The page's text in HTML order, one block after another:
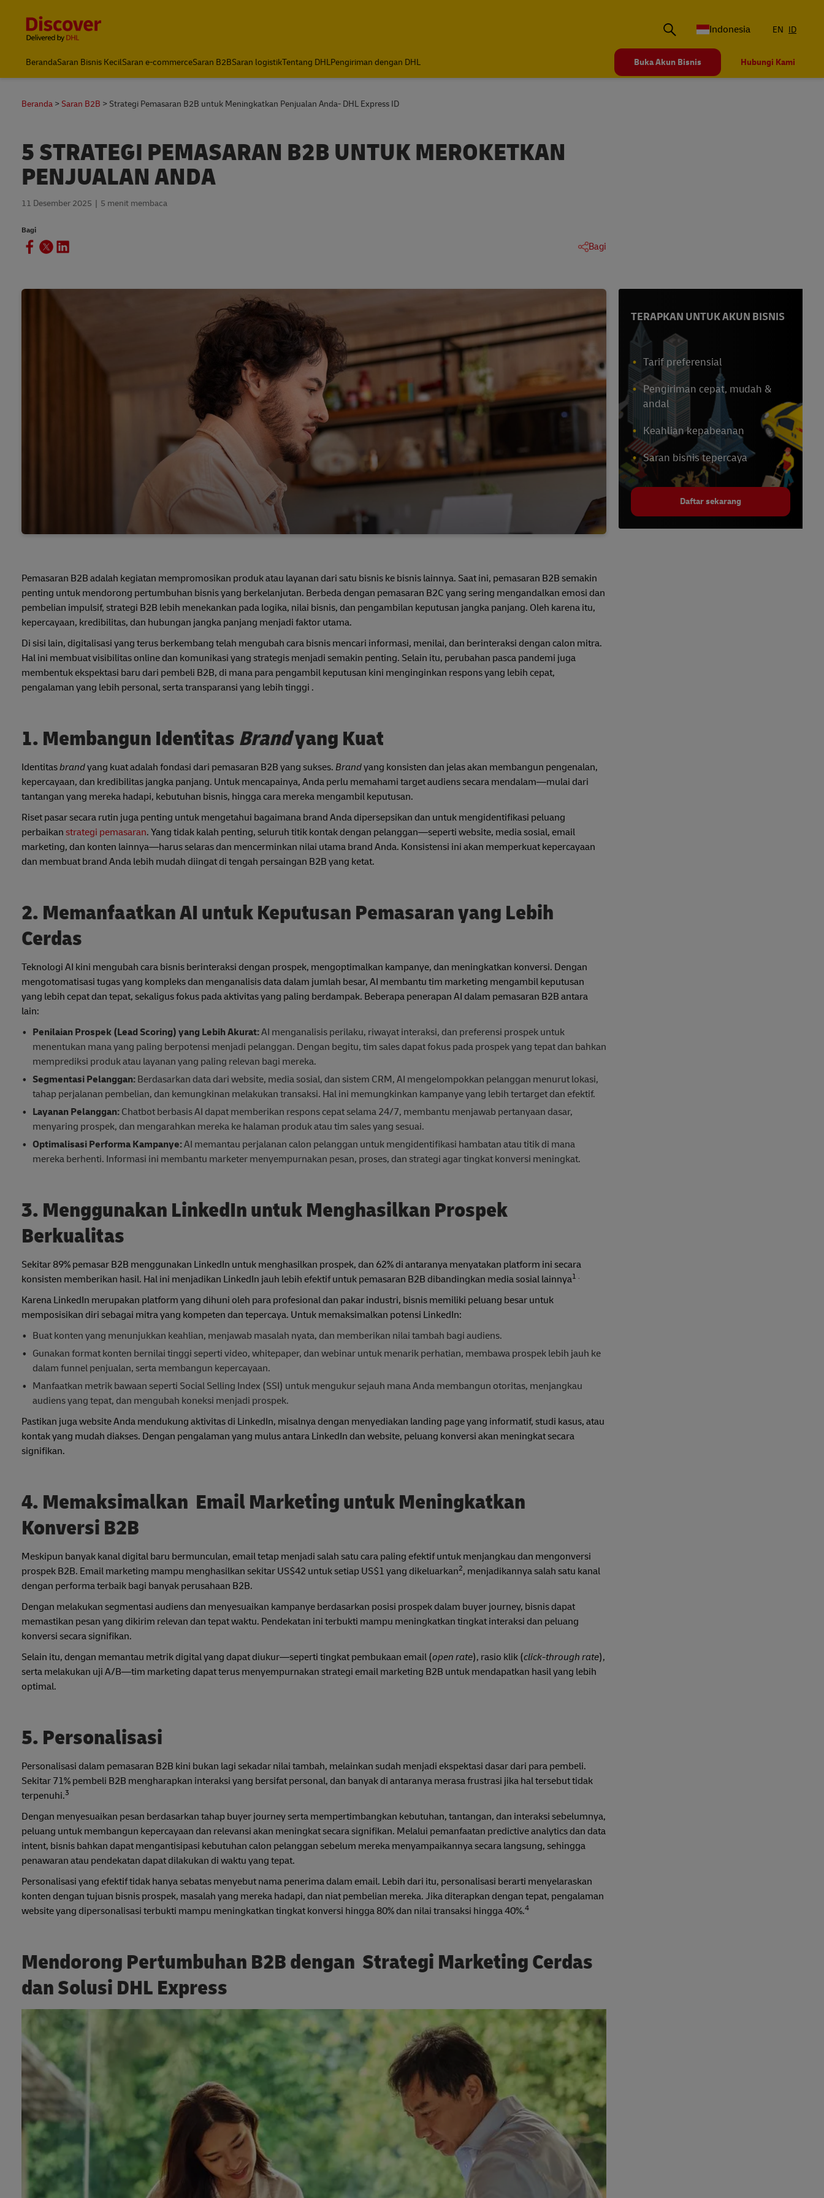
DHL Express Indonesia
Indonesia EN ID
BerandaSaran Bisnis KecilSaran e-commerceSaran B2BSaran logistikTentang DHLPengiriman dengan DHL Buka Akun Bisnis Hubungi Kami
Beranda Saran B2B Strategi Pemasaran B2B untuk Meningkatkan Penjualan Anda- DHL Express ID
5 STRATEGI PEMASARAN B2B UNTUK MEROKETKAN
PENJUALAN ANDA
11 Desember 2025 5 menit membaca
Bagi
Bagi
Pemasaran B2B adalah kegiatan mempromosikan produk atau layanan dari satu bisnis ke bisnis lainnya. Saat ini, pemasaran B2B semakin
penting untuk mendorong pertumbuhan bisnis yang berkelanjutan. Berbeda dengan pemasaran B2C yang sering mengandalkan emosi dan
pembelian impulsif, strategi B2B lebih menekankan pada logika, nilai bisnis, dan pengambilan keputusan jangka panjang. Oleh karena itu,
kepercayaan, kredibilitas, dan hubungan jangka panjang menjadi faktor utama.
Di sisi lain, digitalisasi yang terus berkembang telah mengubah cara bisnis mencari informasi, menilai, dan berinteraksi dengan calon mitra.
Hal ini membuat visibilitas online dan komunikasi yang strategis menjadi semakin penting. Selain itu, perubahan pasca pandemi juga
membentuk ekspektasi baru dari pembeli B2B, di mana para pengambil keputusan kini menginginkan respons yang lebih cepat,
pengalaman yang lebih personal, serta transparansi yang lebih tinggi .
1. Membangun Identitas Brandyang Kuat
Identitasbrandyang kuat adalah fondasi dari pemasaran B2B yang sukses. Brandyang konsisten dan jelas akan membangun pengenalan,
kepercayaan, dan kredibilitas jangka panjang. Untuk mencapainya, Anda perlu memahami target audiens secara mendalam—mulai dari
tantangan yang mereka hadapi, kebutuhan bisnis, hingga cara mereka mengambil keputusan.
Riset pasar secara rutin juga penting untuk mengetahui bagaimana brand Anda dipersepsikan dan untuk mengidentifikasi peluang
perbaikan strategi pemasaran. Yang tidak kalah penting, seluruh titik kontak dengan pelanggan—seperti website, media sosial, email
marketing, dan konten lainnya—harus selaras dan mencerminkan nilai utama brand Anda. Konsistensi ini akan memperkuat kepercayaan
dan membuat brand Anda lebih mudah diingat di tengah persaingan B2B yang ketat.
2. Memanfaatkan AI untuk Keputusan Pemasaran yang Lebih
Cerdas
Teknologi AI kini mengubah cara bisnis berinteraksi dengan prospek, mengoptimalkan kampanye, dan meningkatkan konversi. Dengan
mengotomatisasi tugas yang kompleks dan menganalisis data dalam jumlah besar, AI membantu tim marketing mengambil keputusan
yang lebih cepat dan tepat, sekaligus fokus pada aktivitas yang paling berdampak. Beberapa penerapan AI dalam pemasaran B2B antara
lain:
Penilaian Prospek (Lead Scoring) yang Lebih Akurat:AI menganalisis perilaku, riwayat interaksi, dan preferensi prospek untuk
menentukan mana yang paling berpotensi menjadi pelanggan. Dengan begitu, tim sales dapat fokus pada prospek yang tepat dan bahkan
memprediksi produk atau layanan yang paling relevan bagi mereka.
Segmentasi Pelanggan:Berdasarkan data dari website, media sosial, dan sistem CRM, AI mengelompokkan pelanggan menurut lokasi,
tahap perjalanan pembelian, dan kemungkinan melakukan transaksi. Hal ini memungkinkan kampanye yang lebih tertarget dan efektif.
Layanan Pelanggan:Chatbot berbasis AI dapat memberikan respons cepat selama 24/7, membantu menjawab pertanyaan dasar,
menyaring prospek, dan mengarahkan mereka ke halaman produk atau tim sales yang sesuai.
Optimalisasi Performa Kampanye:AI memantau perjalanan calon pelanggan untuk mengidentifikasi hambatan atau titik di mana
mereka berhenti. Informasi ini membantu marketer menyempurnakan pesan, proses, dan strategi agar tingkat konversi meningkat.
3. Menggunakan LinkedIn untuk Menghasilkan Prospek
Berkualitas
Sekitar 89% pemasar B2B menggunakan LinkedIn untuk menghasilkan prospek, dan 62% di antaranya menyatakan platform ini secara
konsisten memberikan hasil. Hal ini menjadikan LinkedIn jauh lebih efektif untuk pemasaran B2B dibandingkan media sosial lainnya1 .
Karena LinkedIn merupakan platform yang dihuni oleh para profesional dan pakar industri, bisnis memiliki peluang besar untuk
memposisikan diri sebagai mitra yang kompeten dan tepercaya. Untuk memaksimalkan potensi LinkedIn:
Buat konten yang menunjukkan keahlian, menjawab masalah nyata, dan memberikan nilai tambah bagi audiens.
Gunakan format konten bernilai tinggi seperti video, whitepaper, dan webinar untuk menarik perhatian, membawa prospek lebih jauh ke
dalam funnel penjualan, serta membangun kepercayaan.
Manfaatkan metrik bawaan seperti Social Selling Index (SSI) untuk mengukur sejauh mana Anda membangun otoritas, menjangkau
audiens yang tepat, dan mengubah koneksi menjadi prospek.
Pastikan juga website Anda mendukung aktivitas di LinkedIn, misalnya dengan menyediakan landing page yang informatif, studi kasus, atau
kontak yang mudah diakses. Dengan pengalaman yang mulus antara LinkedIn dan website, peluang konversi akan meningkat secara
signifikan.
4. Memaksimalkan Email Marketing untuk Meningkatkan
Konversi B2B
Meskipun banyak kanal digital baru bermunculan, email tetap menjadi salah satu cara paling efektif untuk menjangkau dan mengonversi
prospek B2B. Email marketing mampu menghasilkan sekitar US$42 untuk setiap US$1 yang dikeluarkan2, menjadikannya salah satu kanal
dengan performa terbaik bagi banyak perusahaan B2B.
Dengan melakukan segmentasi audiens dan menyesuaikan kampanye berdasarkan posisi prospek dalam buyer journey, bisnis dapat
memastikan pesan yang dikirim relevan dan tepat waktu. Pendekatan ini terbukti mampu meningkatkan tingkat interaksi dan peluang
konversi secara signifikan.
Selain itu, dengan memantau metrik digital yang dapat diukur—seperti tingkat pembukaan email (open rate), rasio klik (click-through rate),
serta melakukan uji A/B—tim marketing dapat terus menyempurnakan strategi email marketing B2B untuk mendapatkan hasil yang lebih
optimal.
5. Personalisasi
Personalisasi dalam pemasaran B2B kini bukan lagi sekadar nilai tambah, melainkan sudah menjadi ekspektasi dasar dari para pembeli.
Sekitar 71% pembeli B2B mengharapkan interaksi yang bersifat personal, dan banyak di antaranya merasa frustrasi jika hal tersebut tidak
terpenuhi.3
Dengan menyesuaikan pesan berdasarkan tahap buyer journey serta mempertimbangkan kebutuhan, tantangan, dan interaksi sebelumnya,
peluang untuk membangun kepercayaan dan relevansi akan meningkat secara signifikan. Melalui pemanfaatan predictive analytics dan data
intent, bisnis bahkan dapat mengantisipasi kebutuhan calon pelanggan sebelum mereka menyampaikannya secara langsung, sehingga
penawaran atau pendekatan dapat dilakukan di waktu yang tepat.
Personalisasi yang efektif tidak hanya sebatas menyebut nama penerima dalam email. Lebih dari itu, personalisasi berarti menyelaraskan
konten dengan tujuan bisnis prospek, masalah yang mereka hadapi, dan niat pembelian mereka. Jika diterapkan dengan tepat, pengalaman
website yang dipersonalisasi terbukti mampu meningkatkan tingkat konversi hingga 80% dan nilai transaksi hingga 40%.4
Mendorong Pertumbuhan B2B dengan Strategi Marketing Cerdas
dan Solusi DHL Express
TERAPKAN UNTUK AKUN BISNIS
Tarif preferensial
Pengiriman cepat, mudah &
andal
Keahlian kepabeanan
Saran bisnis tepercaya
Daftar sekarang